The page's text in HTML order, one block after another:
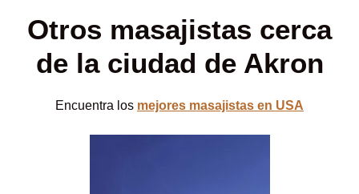
Otros masajistas cerca
de la ciudad de Akron
Encuentra los mejores masajistas en USA